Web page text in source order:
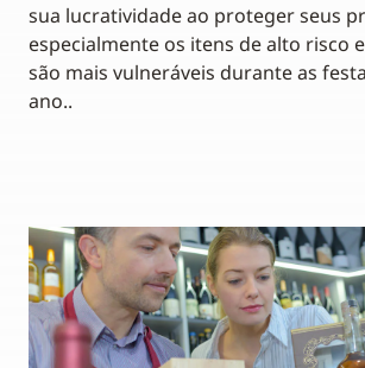
sua lucratividade ao proteger seus
especialmente os itens de alto risco
são mais vulneráveis durante as
ano..